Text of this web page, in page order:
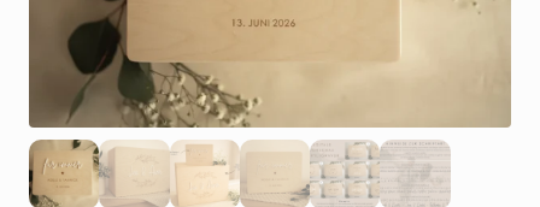
3 4